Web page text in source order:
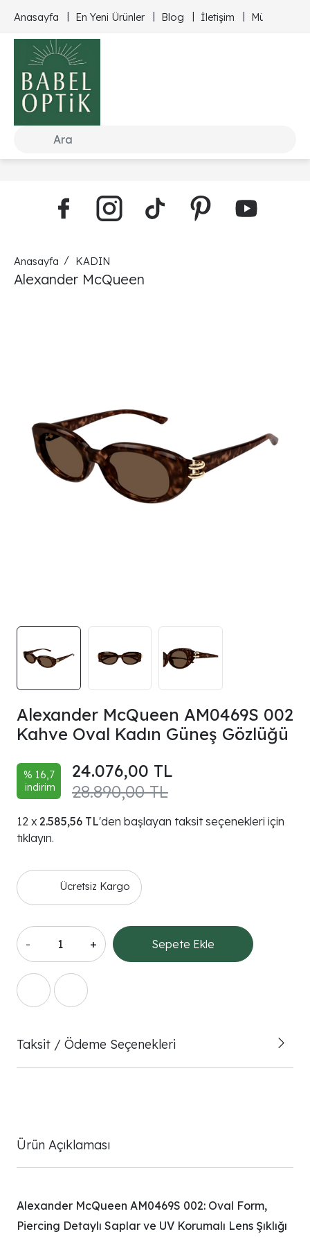
Anasayfa En Yeni Ürünler Blog İletişim Müşteri
Anasayfa KADIN
Alexander McQueen
Alexander McQueen AM0469S 002
Kahve Oval Kadın Güneş Gözlüğü
% 16,7
indirim
28.890,00 TL
24.076,00 TL
2.585,56 TL'den başlayan taksit seçenekleri için
tıklayın.
Ücretsiz Kargo
- + Sepete Ekle
Taksit / Ödeme Seçenekleri
Ürün Açıklaması
Alexander McQueen AM0469S 002: Oval Form,
Piercing Detaylı Saplar ve UV Korumalı Lens Şıklığı